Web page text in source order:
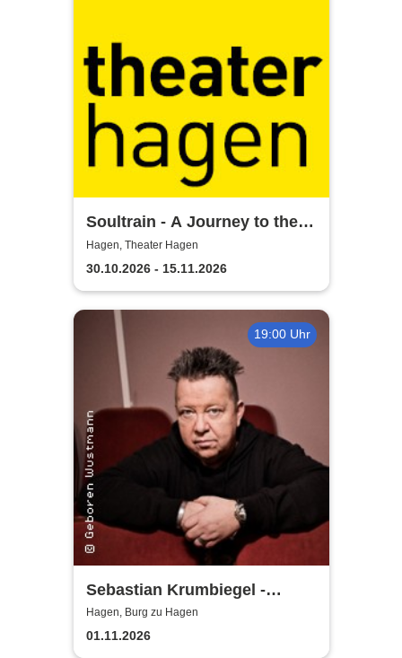
Soultrain - A Journey to the
Heart - Theater Hagen
Hagen, Theater Hagen
30.10.2026 - 15.11.2026
19:00 Uhr
Sebastian Krumbiegel -
Kompass-Tour 2026
Hagen, Burg zu Hagen
01.11.2026